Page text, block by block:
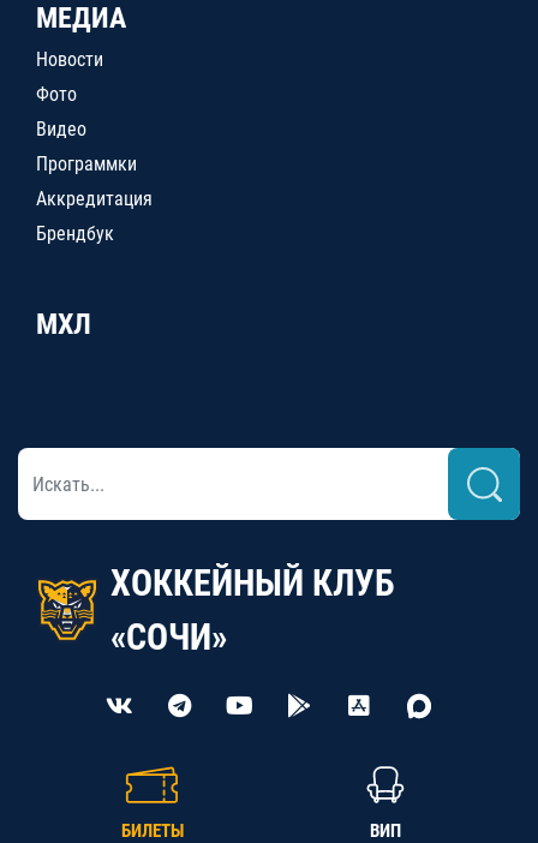
МЕДИА
Новости
Фото
Видео
Программки
Аккредитация
Брендбук
МХЛ
ХОККЕЙНЫЙ КЛУБ
«СОЧИ»
БИЛЕТЫ ВИП